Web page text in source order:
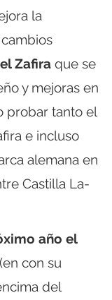
la
Zafira que se
y mejoras en
probar tanto el
e incluso
alemana en
Castilla La-
año el
(en con su
del